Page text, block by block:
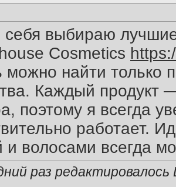
выбираю
Cosmetics
можно найти только
Каждый продукт
поэтому я всегда
работает.
и волосами всегда
раз